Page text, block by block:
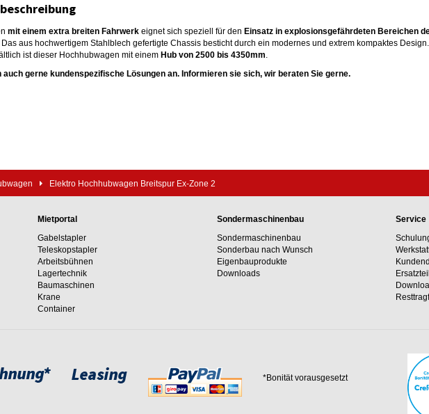
mit einem extra breiten Fahrwerk eignet sich speziell für den Einsatz in explosionsgefährdeten Bereichen
Das aus hochwertigem Stahlblech gefertigte Chassis besticht durch ein modernes und extrem kompaktes Design.
ist dieser Hochhubwagen mit einem Hub von 2500 bis 4350mm.
gerne kundenspezifische Lösungen an. Informieren sie sich, wir beraten Sie gerne.
Elektro Hochhubwagen Breitspur Ex-Zone 2
Mietportal
Gabelstapler
Teleskopstapler
Arbeitsbühnen
Lagertechnik
Baumaschinen
Krane
Container
Sondermaschinenbau
Sondermaschinenbau
Sonderbau nach Wunsch
Eigenbauprodukte
Downloads
Service
*Bonität vorausgesetzt